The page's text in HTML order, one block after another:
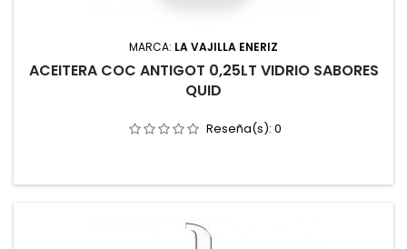
MARCA: LA VAJILLA ENERIZ
ACEITERA COC ANTIGOT 0,25LT VIDRIO SABORES
QUID
Reseña(s): 0